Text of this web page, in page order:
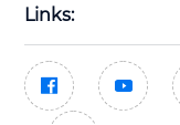
Links:
 